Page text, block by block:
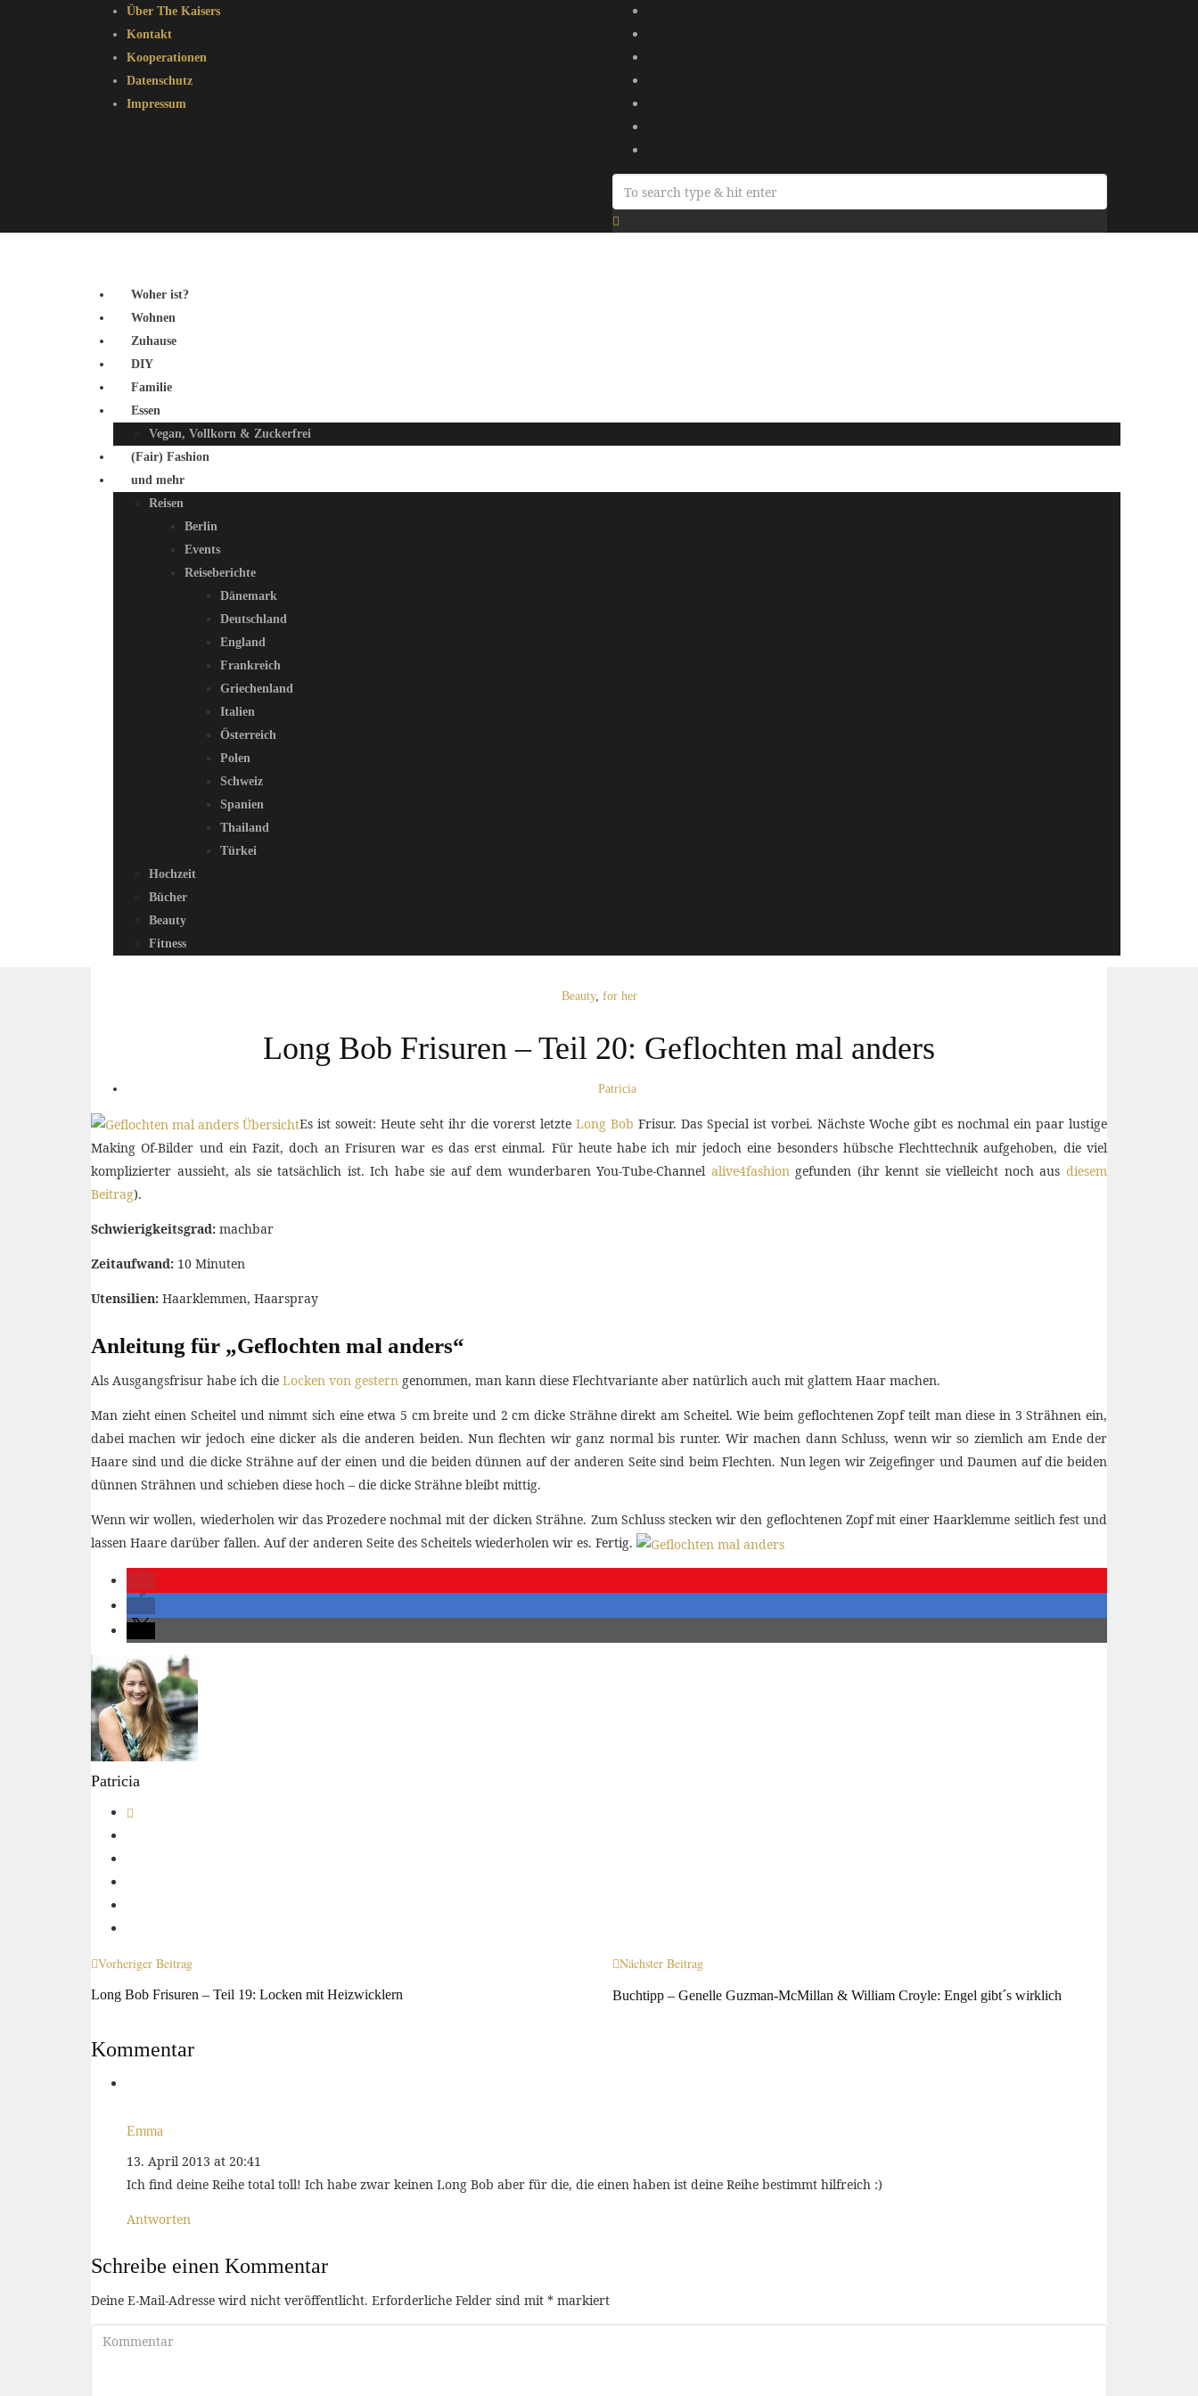
Über The Kaisers
Kontakt
Kooperationen
Datenschutz
Impressum
Woher ist?
Wohnen
Zuhause
DIY
Familie
Essen
Vegan, Vollkorn & Zuckerfrei
(Fair) Fashion
und mehr
Reisen
Berlin
Events
Reiseberichte
Dänemark
Deutschland
England
Frankreich
Griechenland
Italien
Österreich
Polen
Schweiz
Spanien
Thailand
Türkei
Hochzeit
Bücher
Beauty
Fitness
Beauty, for her
Long Bob Frisuren – Teil 20: Geflochten mal anders
Patricia
Es ist soweit: Heute seht ihr die vorerst letzte Long Bob Frisur. Das Special ist vorbei. Nächste Woche gibt es nochmal ein paar lustige
Making Of-Bilder und ein Fazit, doch an Frisuren war es das erst einmal. Für heute habe ich mir jedoch eine besonders hübsche Flechttechnik aufgehoben, die viel
komplizierter aussieht, als sie tatsächlich ist. Ich habe sie auf dem wunderbaren You-Tube-Channel alive4fashiongefunden (ihr kennt sie vielleicht noch ausdiesem
Beitrag).
Schwierigkeitsgrad: machbar
Zeitaufwand: 10 Minuten
Utensilien: Haarklemmen, Haarspray
Anleitung für „Geflochten mal anders“
Als Ausgangsfrisur habe ich die Locken von gestern genommen, man kann diese Flechtvariante aber natürlich auch mit glattem Haar machen.
Man zieht einen Scheitel und nimmt sich eine etwa 5 cm breite und 2 cm dicke Strähne direkt am Scheitel. Wie beim geflochtenen Zopf teilt man diese in 3 Strähnen ein,
dabei machen wir jedoch eine dicker als die anderen beiden. Nun flechten wir ganz normal bis runter. Wir machen dann Schluss, wenn wir so ziemlich am Ende der
Haare sind und die dicke Strähne auf der einen und die beiden dünnen auf der anderen Seite sind beim Flechten. Nun legen wir Zeigefinger und Daumen auf die beiden
dünnen Strähnen und schieben diese hoch – die dicke Strähne bleibt mittig.
Wenn wir wollen, wiederholen wir das Prozedere nochmal mit der dicken Strähne. Zum Schluss stecken wir den geflochtenen Zopf mit einer Haarklemme seitlich fest und
lassen Haare darüber fallen. Auf der anderen Seite des Scheitels wiederholen wir es. Fertig.
Patricia
Vorheriger Beitrag
Long Bob Frisuren – Teil 19: Locken mit Heizwicklern
Nächster Beitrag
Buchtipp – Genelle Guzman-McMillan & William Croyle: Engel gibt´s wirklich
Kommentar
Emma
13. April 2013 at 20:41
Ich find deine Reihe total toll! Ich habe zwar keinen Long Bob aber für die, die einen haben ist deine Reihe bestimmt hilfreich :)
Antworten
Schreibe einen Kommentar
Deine E-Mail-Adresse wird nicht veröffentlicht. Erforderliche Felder sind mit * markiert
Kommentar